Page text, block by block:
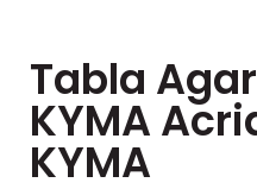
Tabla
KYMA
KYMA